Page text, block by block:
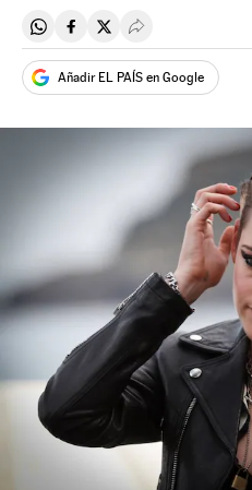
Compartir en Whatsapp
Compartir en Facebook
Compartir en Twitter
Desplegar
Añadir EL PAÍS en Google